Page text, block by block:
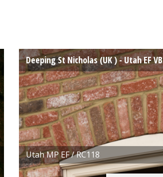
Deeping St Nicholas (UK ) - Utah EF VB
Utah MP EF / RC118